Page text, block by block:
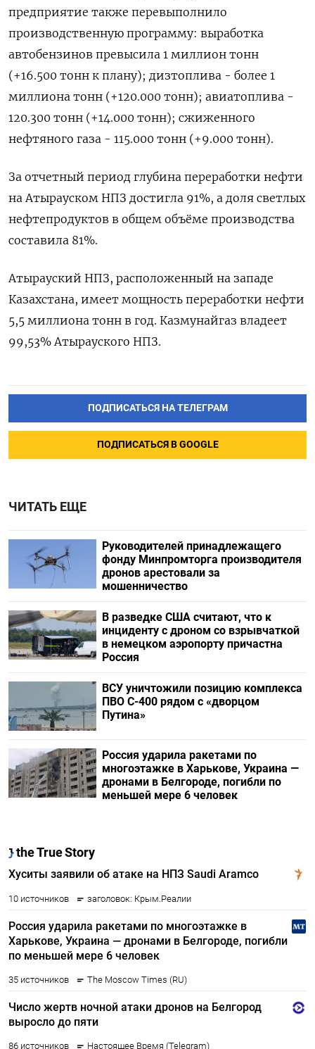
предприятие также перевыполнило
производственную программу: выработка
автобензинов превысила 1 миллион тонн
(+16.500 тонн к плану); дизтоплива - более 1
миллиона тонн (+120.000 тонн); авиатоплива -
120.300 тонн (+14.000 тонн); сжиженного
нефтяного газа - 115.000 тонн (+9.000 ​тонн).
За отчетный период ⁠глубина переработки нефти
на Атырауском НПЗ достигла 91%, а доля ‌светлых
нефтепродуктов в общем объёме производства
составила 81%.
Атырауский ‌НПЗ, расположенный на западе
Казахстана, имеет мощность переработки ​нефти
5,5 миллиона тонн в год. ‌Казмунайгаз владеет
99,53% Атырауского НПЗ.
ПОДПИСАТЬСЯ НА ТЕЛЕГРАМ
ПОДПИСАТЬСЯ В GOOGLE
ЧИТАТЬ ЕЩЕ
Руководителей принадлежащего
фонду Минпромторга производителя
дронов арестовали за
мошенничество
В разведке США считают, что к
инциденту с дроном со взрывчаткой
в немецком аэропорту причастна
Россия
ВСУ уничтожили позицию комплекса
ПВО С-400 рядом с «дворцом
Путина»
Россия ударила ракетами по
многоэтажке в Харькове, Украина —
дронами в Белгороде, погибли по
меньшей мере 6 человек